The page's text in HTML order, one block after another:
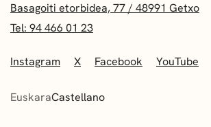
Basagoiti etorbidea, 77 / 48991 Getxo
Tel: 94 466 01 23
Instagram X Facebook YouTube
EuskaraCastellano